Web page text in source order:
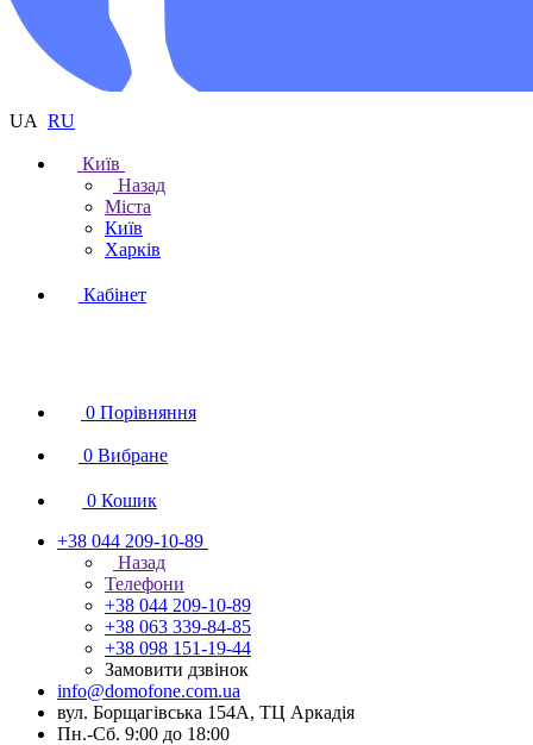
UA RU
Київ
Назад
Міста
Київ
Харків
Кабінет
0 Порівняння
0 Вибране
0 Кошик
+38 044 209-10-89
Назад
Телефони
+38 044 209-10-89
+38 063 339-84-85
+38 098 151-19-44
Замовити дзвінок
info@domofone.com.ua
вул. Борщагівська 154А, ТЦ Аркадія
Пн.-Сб. 9:00 до 18:00